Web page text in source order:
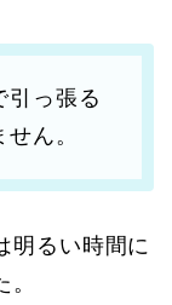
引っ張る
ん。
明るい時間に